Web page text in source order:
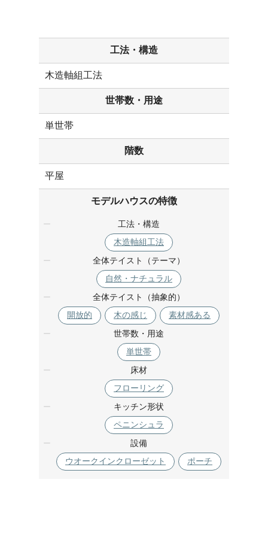
工法・構造
木造軸組工法
世帯数・用途
単世帯
階数
平屋
モデルハウスの特徴
工法・構造
木造軸組工法
全体テイスト（テーマ）
自然・ナチュラル
全体テイスト（抽象的）
開放的
木の感じ
素材感ある
世帯数・用途
単世帯
床材
フローリング
キッチン形状
ペニンシュラ
設備
ウオークインクローゼット
ポーチ